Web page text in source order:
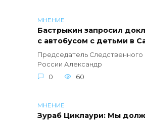
МНЕНИЕ
Бастрыкин запросил
с автобусом с детьми в
Председатель Следственного
России Александр
0
60
МНЕНИЕ
Зураб Циклаури: Мы